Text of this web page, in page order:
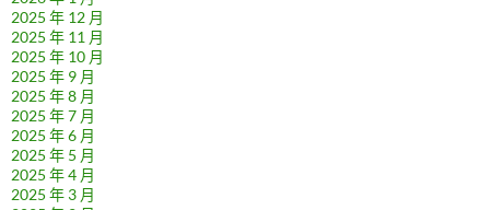
2025 年 12 月
2025 年 11 月
2025 年 10 月
2025 年 9 月
2025 年 8 月
2025 年 7 月
2025 年 6 月
2025 年 5 月
2025 年 4 月
2025 年 3 月